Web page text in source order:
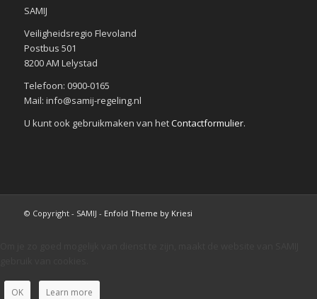
SAMIJ
Veiligheidsregio Flevoland
Postbus 501
8200 AM Lelystad
Telefoon: 0900-0165
Mail: info@samij-regeling.nl
U kunt ook gebruikmaken van hetContactformulier.
© Copyright - SAMIJ - Enfold Theme by Kriesi
OK Learn more